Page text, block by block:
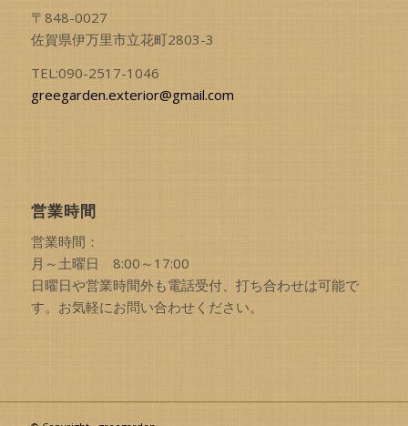
〒848-0027
佐賀県伊万里市立花町2803-3
TEL:090-2517-1046
greegarden.exterior@gmail.com
営業時間
営業時間：
月～土曜日 8:00～17:00
日曜日や営業時間外も電話受付、打ち合わせは可能で
す。お気軽にお問い合わせください。